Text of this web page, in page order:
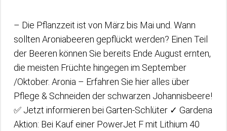
– Die Pflanzzeit ist von März bis Mai und. Wann
sollten Aroniabeeren gepflückt werden? Einen Teil
der Beeren können Sie bereits Ende August ernten,
die meisten Früchte hingegen im September​
/Oktober. Aronia – Erfahren Sie hier alles über
Pflege & Schneiden der schwarzen Johannisbeere!
✅ Jetzt informieren bei Garten-Schlüter ✓ Gardena
Aktion: Bei Kauf einer PowerJet F mit Lithium 40